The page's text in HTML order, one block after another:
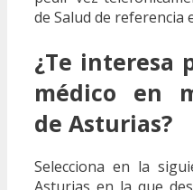
de Salud de referencia
¿Te interesa
médico en
de Asturias?
Selecciona en la